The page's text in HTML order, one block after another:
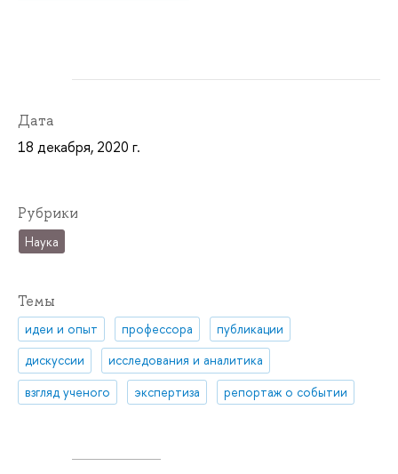
Дата
18 декабря, 2020 г.
Рубрики
Наука
Темы
идеи и опыт профессора
публикации
дискуссии
исследования и аналитика
взгляд ученого
экспертиза репортаж о событии